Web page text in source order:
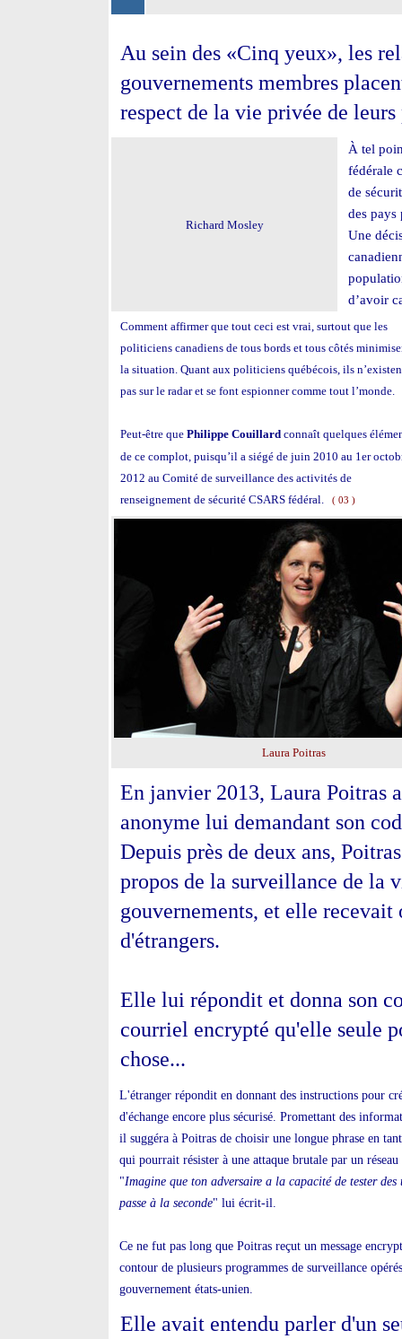
Au sein des «Cinq yeux», les
gouvernements membres
respect de la vie privée de leurs
Richard Mosley
À tel
fédérale
de
des pays
Une
d’avoir
Comment affirmer que tout ceci est vrai, surtout que les
politiciens canadiens de tous bords et tous côtés
la situation. Quant aux politiciens québécois, ils
pas sur le radar et se font espionner comme tout l’monde.
Peut-être que Philippe Couillard connaît quelques
de ce complot, puisqu’il a siégé de juin 2010 au 1er
2012 au Comité de surveillance des activités de
renseignement de sécurité CSARS fédéral.
( 03 )
Laura Poitras
En janvier 2013, Laura Poitras
anonyme lui demandant son
Depuis près de deux ans,
propos de la surveillance de la
gouvernements, et elle recevait
d'étrangers.
Elle lui répondit et donna son
courriel encrypté qu'elle seule
chose...
L'étranger répondit en donnant des instructions pour
d'échange encore plus sécurisé. Promettant des
il suggéra à Poitras de choisir une longue phrase en
qui pourrait résister à une attaque brutale par un
"Imagine que ton adversaire a la capacité de tester
passe à la seconde" lui écrit-il.
Ce ne fut pas long que Poitras reçut un message
contour de plusieurs programmes de surveillance
gouvernement états-unien.
Elle avait entendu parler d'un